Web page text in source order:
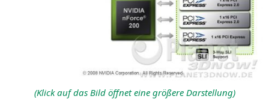
(Klick auf das Bild öff­net eine grö­ße­re Darstellung)